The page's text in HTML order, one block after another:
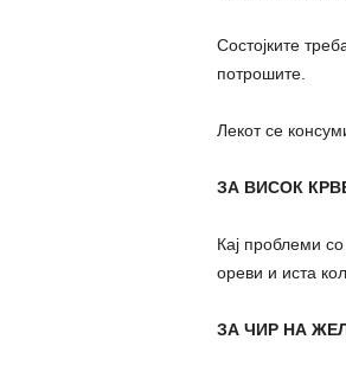
Состојките
потрошите.
Лекот се
ЗА ВИСОК
Кај проблеми
ореви и иста
ЗА ЧИР НА